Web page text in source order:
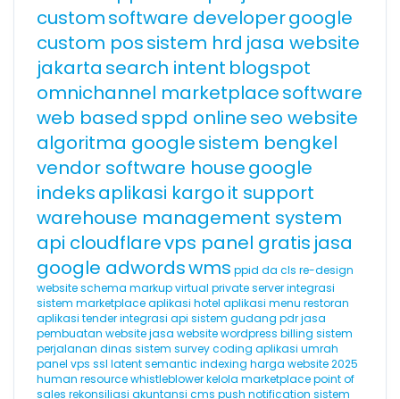
customsoftware developergoogle
custom possistem hrd jasa website
jakarta search intent blogspot
omnichannel marketplacesoftware
web based sppd onlineseo website
algoritma googlesistem bengkel
vendor software housegoogle
indeksaplikasi kargoit support
warehouse management system
api cloudflarevps panel gratis jasa
google adwordswms ppid da cls re-design
websiteschema markupvirtual private serverintegrasi
sistem marketplaceaplikasi hotel aplikasi menu restoran
aplikasi tenderintegrasi api sistem gudang pdrjasa
pembuatan websitejasa website wordpress billing sistem
perjalanan dinas sistem surveycoding aplikasi umrah
panel vps ssl latent semantic indexing harga website 2025
human resourcewhistleblowerkelola marketplacepoint of
sales rekonsiliasi akuntansi cms push notification sistem